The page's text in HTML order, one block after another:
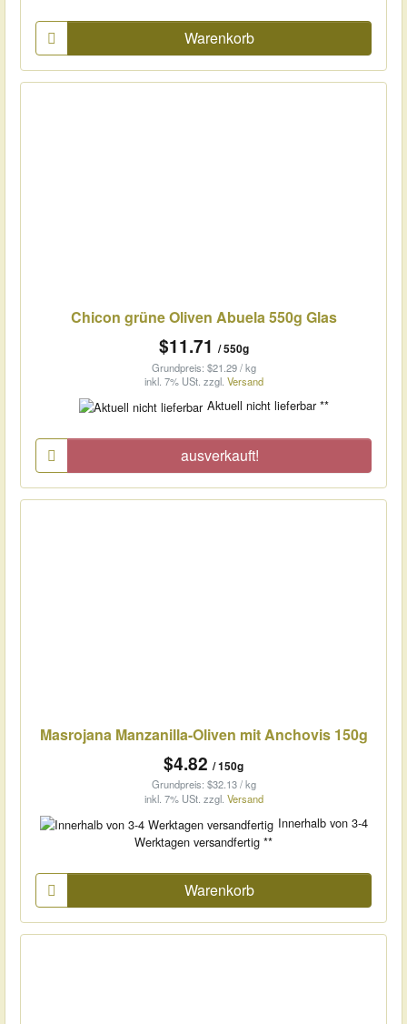
Warenkorb
Chicon grüne Oliven Abuela 550g Glas
$11.71 / 550g
Grundpreis: $21.29 / kg
inkl. 7% USt. zzgl. Versand
Aktuell nicht lieferbar **
ausverkauft!
Masrojana Manzanilla-Oliven mit Anchovis 150g
$4.82 / 150g
Grundpreis: $32.13 / kg
inkl. 7% USt. zzgl. Versand
Innerhalb von 3-4
Werktagen versandfertig **
Warenkorb